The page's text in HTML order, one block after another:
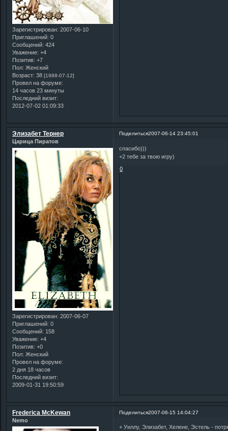
Зарегистрирован: 2007-06-10
Приглашений: 0
Сообщений: 424
Уважение: +4
Позитив: +7
Пол: Женский
Возраст: 38 [1988-07-12]
Провел на форуме:
14 часов 23 минуты
Последний визит:
2012-07-02 01:09:33
Поделиться2007-06-14 23:45:01
Элизабет Тернер
Царица Пиратов
Зарегистрирован: 2007-06-07
Приглашений: 0
Сообщений: 158
Уважение: +4
Позитив: +0
Пол: Женский
Провел на форуме:
2 дня 18 часов
Последний визит:
2009-01-31 19:50:59
спасибо)))
+2 тебе за твою игру)
0
Поделиться2007-06-15 14:04:27
Frederica McKewan
Nemo
+ Уиллу, Элизабет, Хелене, Эстель -